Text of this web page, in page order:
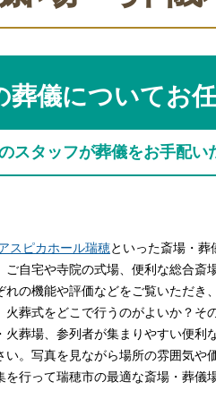
東海
四国
関東
中部・東海
関西
中国・四国
葬儀についてお
スタッフが葬儀をお手配い
スピカホール瑞穂といった斎場・
自宅や寺院の式場、便利な総合
の機能や評価などをご覧いただ
葬式をどこで行うのがよいか？
葬場、参列者が集まりやすい便
。写真を見ながら場所の雰囲気
行って瑞穂市の最適な斎場・葬儀